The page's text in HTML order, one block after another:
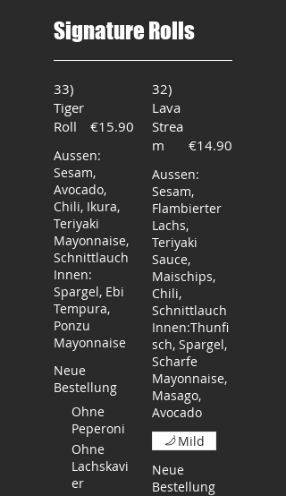
Signature Rolls
33)
Tiger
Roll
Aussen:
Sesam,
Avocado,
Chili, Ikura,
Teriyaki
Mayonnaise,
Schnittlauch
Innen:
Spargel, Ebi
Tempura,
Ponzu
Mayonnaise
€15.90
Neue
Bestellung
Ohne
Peperoni
Ohne
Lachskavi
er
32)
Lava
Strea
m
Aussen:
Sesam,
Flambierter
Lachs,
Teriyaki
Sauce,
Maischips,
Chili,
Schnittlauch
Innen:Thunfi
sch, Spargel,
Scharfe
Mayonnaise,
Masago,
Avocado
€14.90
Mild
Neue
Bestellung